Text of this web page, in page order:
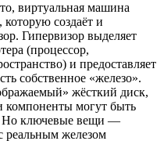
виртуальная машина
создаёт и
Гипервизор выделяет
(процессор,
и предоставляет
собственное «железо».
жёсткий диск,
компоненты могут быть
Но ключевые вещи —
реальным железом